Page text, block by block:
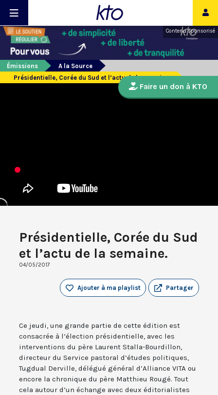
Contenu sponsorisé
Émissions
A la Source
Présidentielle, Corée du Sud et l’actu de la semaine.
Présidentielle, Corée du Sud
et l’actu de la semaine.
04/05/2017
Partager
Ajouter à ma playlist
Ce jeudi, une grande partie de cette édition est
consacrée à l’élection présidentielle, avec les
interventions du père Laurent Stalla-Bourdillon,
directeur du Service pastoral d’études politiques,
Tugdual Derville, délégué général d’Alliance VITA ou
encore la chronique du père Matthieu Rougé. Tout
cela autour d’un échange avec deux éditorialistes
Faire un don à KTO